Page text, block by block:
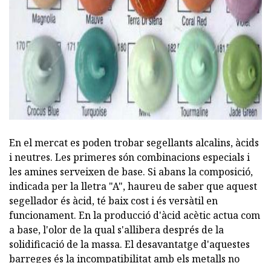
ad
En el mercat es poden trobar segellants alcalins, àcids
i neutres. Les primeres són combinacions especials i
les amines serveixen de base. Si abans la composició,
indicada per la lletra "A", haureu de saber que aquest
segellador és àcid, té baix cost i és versàtil en
funcionament. En la producció d'àcid acètic actua com
a base, l'olor de la qual s'allibera després de la
solidificació de la massa. El desavantatge d'aquestes
barreges és la incompatibilitat amb els metalls no